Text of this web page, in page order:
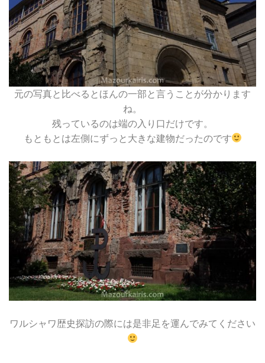
元の写真と比べるとほんの一部と言うことが分かります
ね。
残っているのは端の入り口だけです。
もともとは左側にずっと大きな建物だったのです
ワルシャワ歴史探訪の際には是非足を運んでみてください